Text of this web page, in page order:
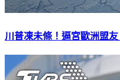
川普凍未條！逼宮歐洲盟